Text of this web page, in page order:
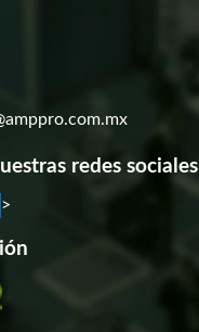
redes sociales
>